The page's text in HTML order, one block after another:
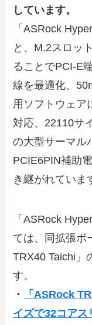
しています。
「ASRock
と、M.2スロッ
ることでPCI-E
線を最適化、
用ソフトウェア
対応、22110サ
の大型サーマル
PCIE6PIN補助
き継がれていま
「ASRock
ては、同拡張ボ
TRX40 Taichi」
す。
・
「ASRock
イズで32コアス